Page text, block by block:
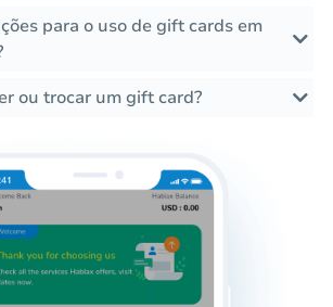
para o uso de gift cards em
ou trocar um gift card?